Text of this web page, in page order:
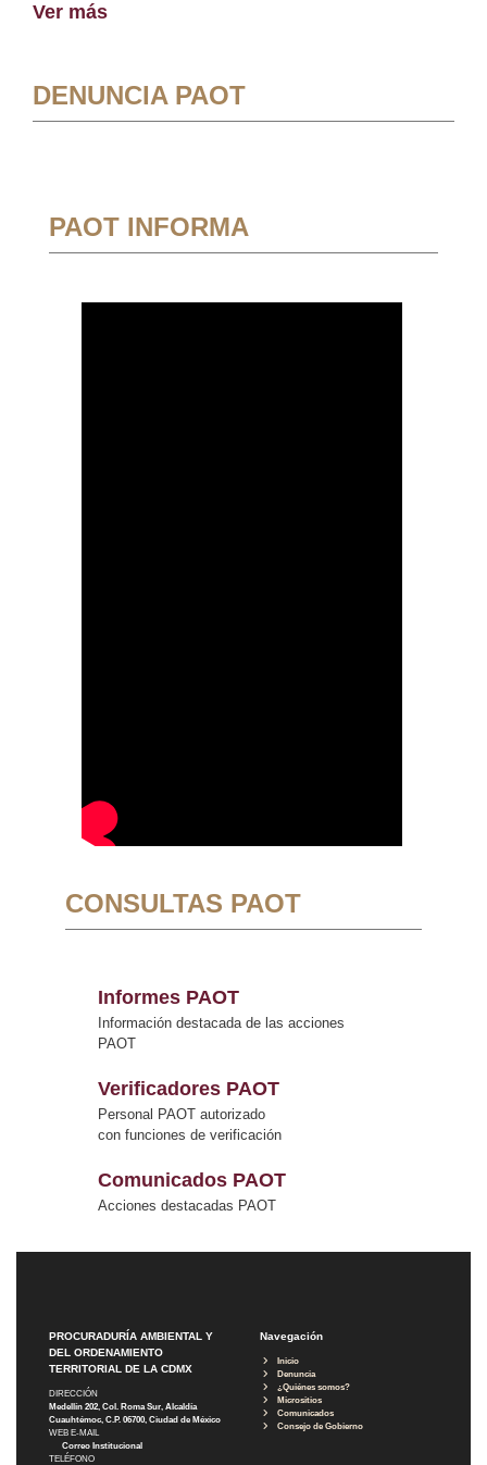
Ver más
DENUNCIA PAOT
PAOT INFORMA
CONSULTAS PAOT
Informes PAOT
Información destacada de las acciones
PAOT
Verificadores PAOT
Personal PAOT autorizado
con funciones de verificación
Comunicados PAOT
Acciones destacadas PAOT
PROCURADURÍA AMBIENTAL Y
DEL ORDENAMIENTO
TERRITORIAL DE LA CDMX
DIRECCIÓN
Medellín 202, Col. Roma Sur, Alcaldía
Cuauhtémoc, C.P. 06700, Ciudad de México
WEB E-MAIL
Correo Institucional
TELÉFONO
Navegación
Inicio
Denuncia
¿Quiénes somos?
Micrositios
Comunicados
Consejo de Gobierno